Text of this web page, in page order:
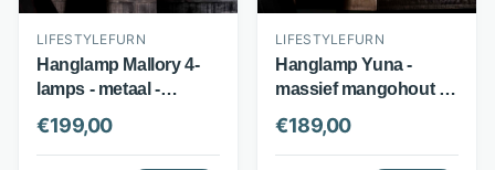
LIFESTYLEFURN
Hanglamp Mallory 4-
lamps - metaal -
verstelbare kappen -
zwart - LifestyleFurn
€199,00
LIFESTYLEFURN
Hanglamp Yuna -
massief mangohout - 3
verstelbare
lampenkappen -
naturel - LifestyleFurn
€189,00